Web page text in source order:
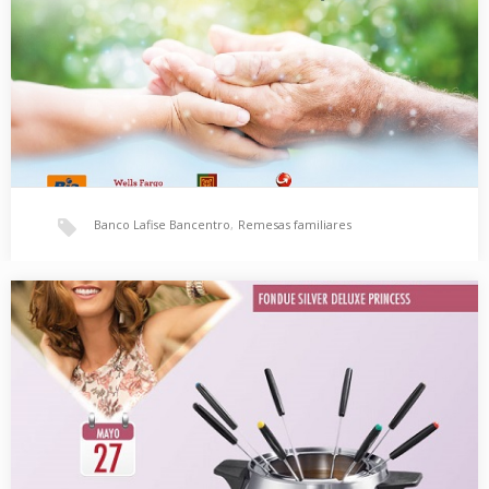
techo. ING.…
BANCO LAFISE BANCENTRO, REMESAS FAMILIARES.
CUALQUIER DÍA ES BUENO RECIBIR DE LOS TUYOS UN POCO DE
CARIÑO. Remesas LAFISE ¡Unimos a…
Banco Lafise Bancentro, Remesas familiares